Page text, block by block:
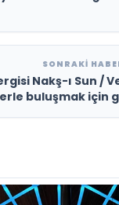
SONRAKI
Nakş-ı Sun /
buluşmak için